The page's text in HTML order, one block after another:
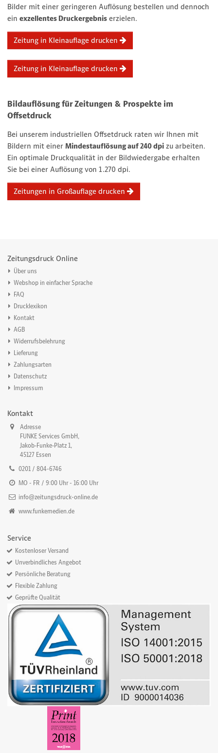
Bilder mit einer geringeren Auflösung bestellen und dennoch
ein exzellentes Druckergebnis erzielen.
Zeitung in Kleinauflage drucken
Zeitung in Kleinauflage drucken
Bildauflösung für Zeitungen & Prospekte im
Offsetdruck
Bei unserem industriellen Offsetdruck raten wir Ihnen mit
Bildern mit einer Mindestauflösung auf 240 dpi zu arbeiten.
Ein optimale Druckqualität in der Bildwiedergabe erhalten
Sie bei einer Auflösung von 1.270 dpi.
Zeitungen in Großauflage drucken
Zeitungsdruck Online
Über uns
Webshop in einfacher Sprache
FAQ
Drucklexikon
Kontakt
AGB
Widerrufsbelehrung
Lieferung
Zahlungsarten
Datenschutz
Impressum
Kontakt
Adresse
FUNKE Services GmbH,
Jakob‐Funke‐Platz 1,
45127 Essen
0201 / 804-6746
MO - FR / 9:00 Uhr - 16:00 Uhr
info@zeitungsdruck-online.de
www.funkemedien.de
Service
Kostenloser Versand
Unverbindliches Angebot
Persönliche Beratung
Flexible Zahlung
Geprüfte Qualität